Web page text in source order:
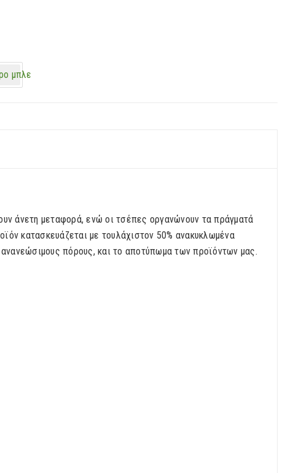
άνετη μεταφορά, ενώ οι τσέπες οργανώνουν τα πράγματά
κατασκευάζεται με τουλάχιστον 50% ανακυκλωμένα
πόρους, και το αποτύπωμα των προϊόντων μας.